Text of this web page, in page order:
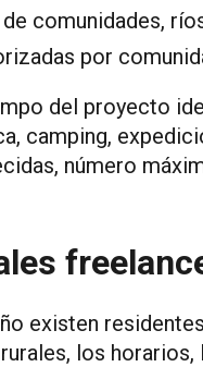
comunidades,
por
del proyecto
camping,
número
existen
los